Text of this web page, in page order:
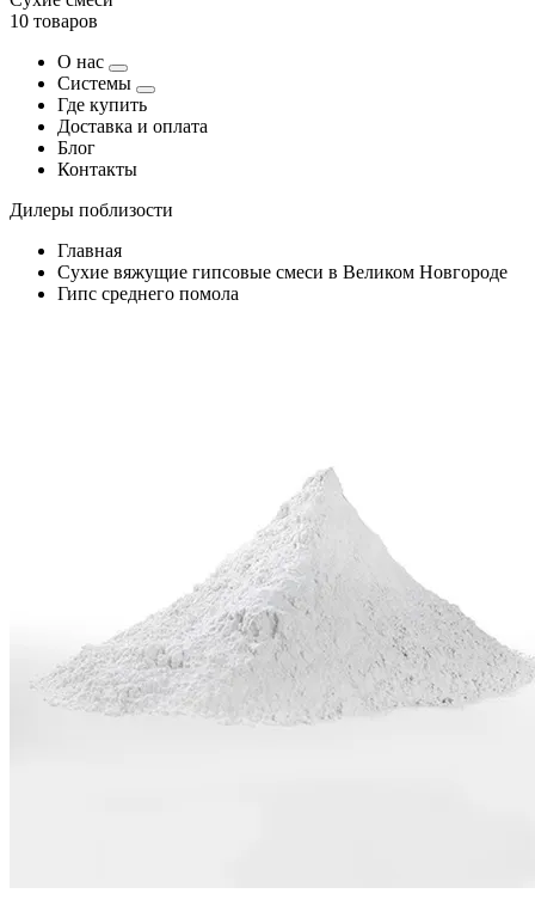
10 товаров
О нас
Системы
Где купить
Доставка и оплата
Блог
Контакты
Дилеры поблизости
Главная
Сухие вяжущие гипсовые смеси в Великом Новгороде
Гипс среднего помола